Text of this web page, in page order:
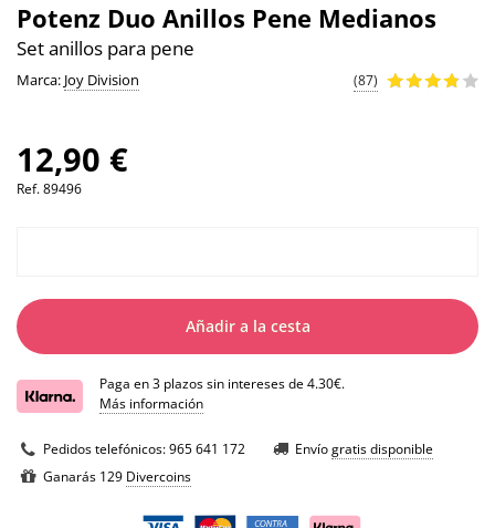
Potenz Duo Anillos Pene Medianos
Set anillos para pene
Marca: Joy Division (87)
12,90 €
Ref.89496
Añadir a la cesta
Paga en 3 plazos sin intereses de 4.30€.
Más información
Pedidos telefónicos:965 641 172 Envíogratis disponible
Ganarás 129 Divercoins